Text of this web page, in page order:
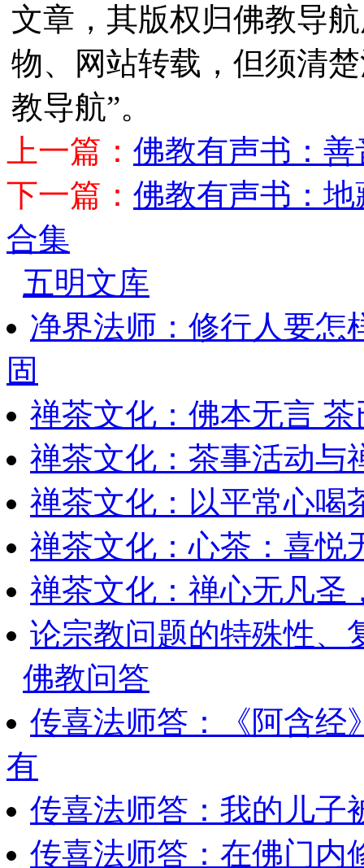
文章，其版权归佛教导
物、网站转载，但须清
教导航”。
上一篇： 佛教有声书：
下一篇： 佛教有声书：
合集
五明文库
净界法师：修行人要怎
固
禅茶文化：佛本无言 茶
禅茶文化：茶事活动与
禅茶文化：以平常心喝
禅茶文化：心茶：喜悦
禅茶文化：禅心无凡圣
论宗教问题的特殊性、
佛教问答
传喜法师答：《阿含经
有
传喜法师答：我的儿子
传喜法师答：在佛门内